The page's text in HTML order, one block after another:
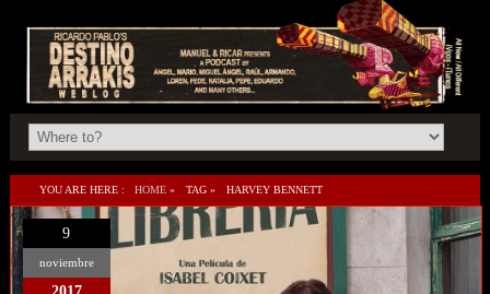
YOU ARE HERE : HOME » TAG » HARVEY BENNETT
9
noviembre